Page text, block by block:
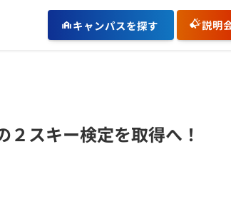
キャンパスを探す 説明
スキー検定を取得へ！